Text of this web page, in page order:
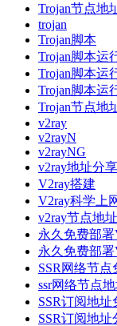
Trojan节点地
trojan
Trojan脚本
Trojan脚本运
Trojan脚本运
Trojan脚本运
Trojan节点地
v2ray
v2rayN
v2rayNG
v2ray地址分享
V2ray搭建
V2ray科学上
v2ray节点地
永久免费部署
永久免费部署
SSR网络节点
ssr网络节点
SSR订阅地址
SSR订阅地址